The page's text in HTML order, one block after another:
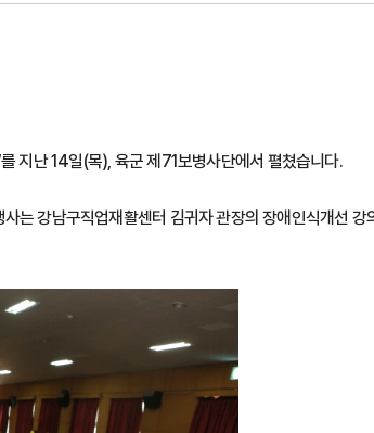
지난 14일(목), 육군 제71보병사단에서 펼쳤습니다.
는 강남구직업재활센터 김귀자 관장의 장애인식개선 강